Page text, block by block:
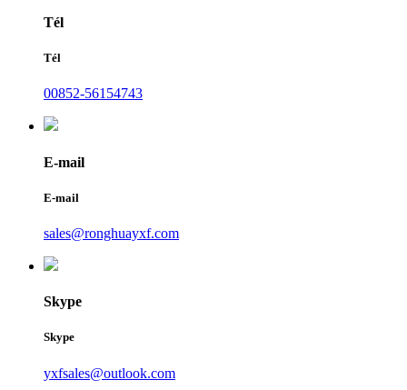
Tél
Tél
00852-56154743
E-mail
E-mail
sales@ronghuayxf.com
Skype
Skype
yxfsales@outlook.com